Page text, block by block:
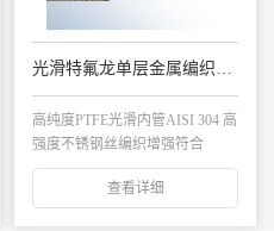
光滑特氟龙单层金属编织管 Speed Flow-B
高纯度PTFE光滑内管AISI 304 高
强度不锈钢丝编织增强符合
FDA...
查看详细